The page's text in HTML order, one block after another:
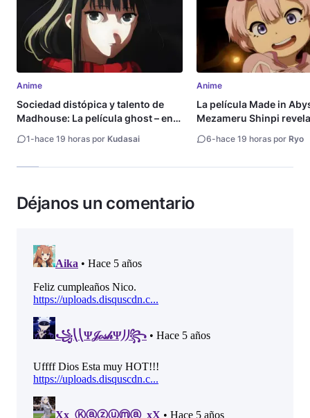
Anime
Sociedad distópica y talento de
Madhouse: La película ghost – end
1-hace 19 horas por Kudasai
Anime
La película Made in
Mezameru Shinpi
6-hace 19 horas por Ryo
Déjanos un comentario